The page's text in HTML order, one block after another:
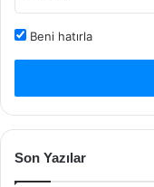
Beni hatırla
Son Yazılar